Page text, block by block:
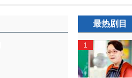
最热剧目
1